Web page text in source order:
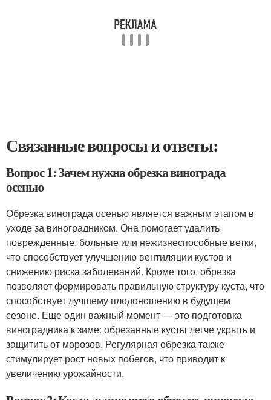
Связанные вопросы и ответы:
Вопрос 1: Зачем нужна обрезка винограда
осенью
Обрезка винограда осенью является важным этапом в
уходе за виноградником. Она помогает удалить
поврежденные, больные или нежизнеспособные ветки,
что способствует улучшению вентиляции кустов и
снижению риска заболеваний. Кроме того, обрезка
позволяет формировать правильную структуру куста, что
способствует лучшему плодоношению в будущем
сезоне. Еще один важный момент — это подготовка
виноградника к зиме: обрезанные кусты легче укрыть и
защитить от морозов. Регулярная обрезка также
стимулирует рост новых побегов, что приводит к
увеличению урожайности.